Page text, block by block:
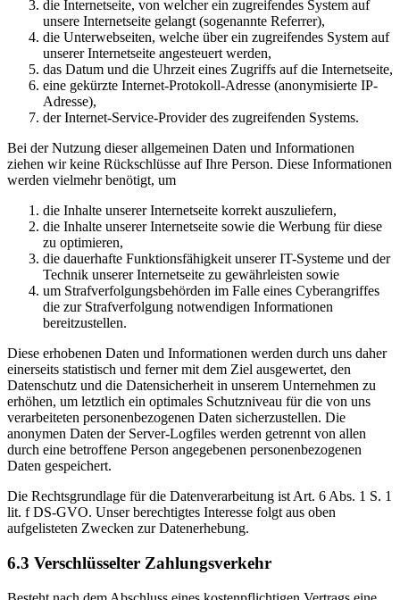
die Internetseite, von welcher ein zugreifendes System auf
unsere Internetseite gelangt (sogenannte Referrer),
die Unterwebseiten, welche über ein zugreifendes System auf
unserer Internetseite angesteuert werden,
das Datum und die Uhrzeit eines Zugriffs auf die Internetseite,
eine gekürzte Internet-Protokoll-Adresse (anonymisierte IP-
Adresse),
der Internet-Service-Provider des zugreifenden Systems.
Bei der Nutzung dieser allgemeinen Daten und Informationen
ziehen wir keine Rückschlüsse auf Ihre Person. Diese Informationen
werden vielmehr benötigt, um
die Inhalte unserer Internetseite korrekt auszuliefern,
die Inhalte unserer Internetseite sowie die Werbung für diese
zu optimieren,
die dauerhafte Funktionsfähigkeit unserer IT-Systeme und der
Technik unserer Internetseite zu gewährleisten sowie
um Strafverfolgungsbehörden im Falle eines Cyberangriffes
die zur Strafverfolgung notwendigen Informationen
bereitzustellen.
Diese erhobenen Daten und Informationen werden durch uns daher
einerseits statistisch und ferner mit dem Ziel ausgewertet, den
Datenschutz und die Datensicherheit in unserem Unternehmen zu
erhöhen, um letztlich ein optimales Schutzniveau für die von uns
verarbeiteten personenbezogenen Daten sicherzustellen. Die
anonymen Daten der Server-Logfiles werden getrennt von allen
durch eine betroffene Person angegebenen personenbezogenen
Daten gespeichert.
Die Rechtsgrundlage für die Datenverarbeitung ist Art. 6 Abs. 1 S. 1
lit. f DS-GVO. Unser berechtigtes Interesse folgt aus oben
aufgelisteten Zwecken zur Datenerhebung.
6.3 Verschlüsselter Zahlungsverkehr